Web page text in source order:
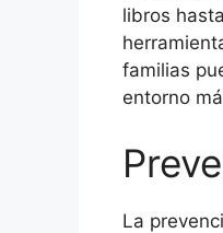
libros
familias
entorno
La